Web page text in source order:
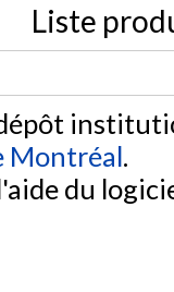
Liste
Montréal.
du